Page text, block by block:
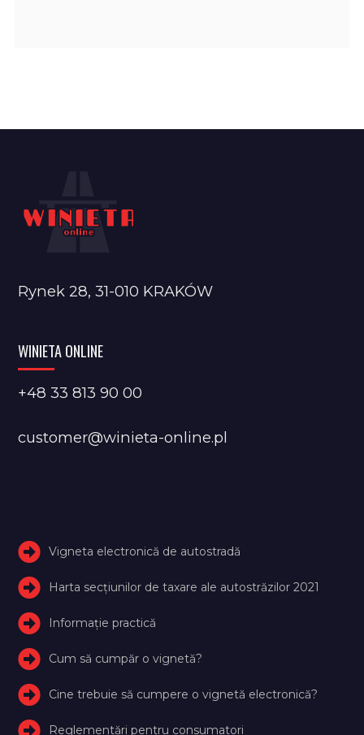
Rynek 28, 31-010 KRAKÓW
WINIETA ONLINE
+48 33 813 90 00
customer@winieta-online.pl
Vigneta electronică de autostradă
Harta secțiunilor de taxare ale autostrăzilor 2021
Informație practică
Cum să cumpăr o vignetă?
Cine trebuie să cumpere o vignetă electronică?
Reglementări pentru consumatori